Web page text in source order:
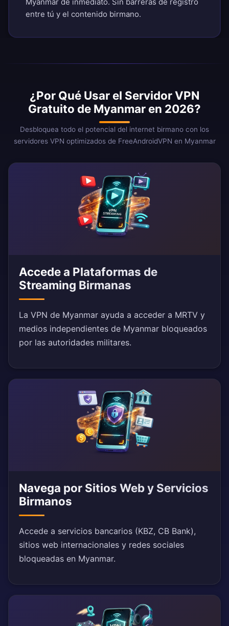
Myanmar de inmediato. Sin barreras de registro
entre tú y el contenido birmano.
¿Por Qué Usar el Servidor VPN
Gratuito de Myanmar en 2026?
Desbloquea todo el potencial del internet birmano con los
servidores VPN optimizados de FreeAndroidVPN en Myanmar
Accede a Plataformas de
Streaming Birmanas
La VPN de Myanmar ayuda a acceder a MRTV y
medios independientes de Myanmar bloqueados
por las autoridades militares.
Navega por Sitios Web y Servicios
Birmanos
Accede a servicios bancarios (KBZ, CB Bank),
sitios web internacionales y redes sociales
bloqueadas en Myanmar.